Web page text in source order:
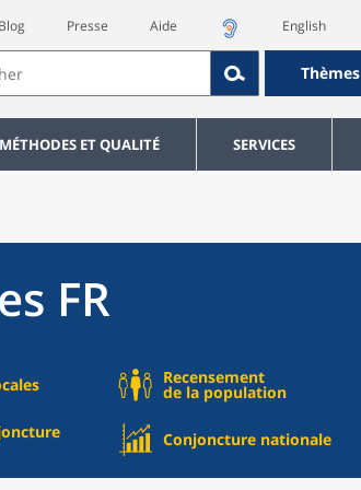
Blog Presse Aide English
Thèmes
ET QUALITÉ SERVICES
FR
Recensement
de la population
Conjoncture nationale